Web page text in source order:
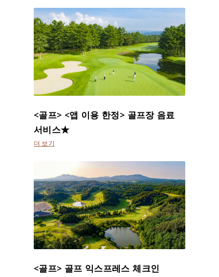
<골프> <앱 이용 한정> 골프장 음료
서비스★
더 보기
<골프> 골프 익스프레스 체크인